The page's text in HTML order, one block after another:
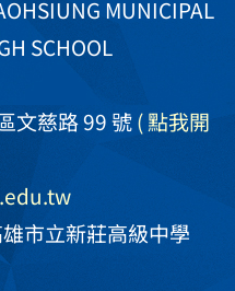
MUNICIPAL
SCHOOL
文慈路 99 號( 點我開
市立新莊高級中學